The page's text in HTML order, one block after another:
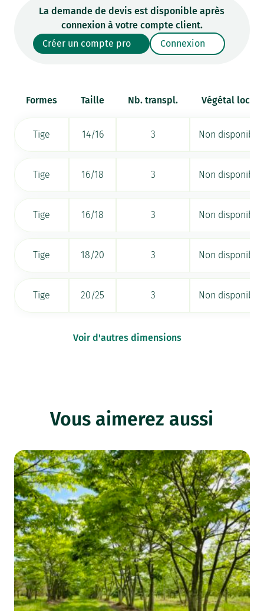
La demande de devis est disponible après
connexion à votre compte client.
Créer un compte pro
Connexion
Formes Taille Nb. transpl. Végétal local
Tige 14/16 3 Non disponible
Tige 16/18 3 Non disponible
Tige 16/18 3 Non disponible
Tige 18/20 3 Non disponible
Tige 20/25 3 Non disponible
Voir d'autres dimensions
Vous aimerez aussi